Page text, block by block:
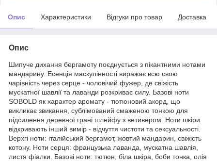
Опис Характеристики Відгуки про товар Доставка
Опис
Шипуче дихання бергамоту поєднується з пікантними нотами
мандарину. Есенція маскулінності виражає всю свою
чарівність через серце - чоловічий фужер, де свіжість
мускатної шавлії та лаванди розкриває силу. Базові ноти
SOBOLD як характер аромату - тютюновий акорд, що
викликає звикання, сублімований смаженою тонкою для
підсилення деревної грані шлейфу з ветивером. Ноти шкіри
відкривають інший вимір - відчуття чистоти та сексуальності.
Верхгі ноти: італійський бергамот, жовтий мандарин, свіжість
котону. Ноти серця: французька лаванда, мускатна шавлія,
листя фіалки. Базові ноти: тютюн, біла шкіра, боби тонка, олія